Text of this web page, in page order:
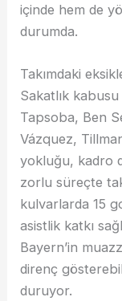
içinde hem de
durumda.
Takımdaki
Sakatlık kabusu
Tapsoba, Ben
Vázquez,
yokluğu, kadro
zorlu süreçte
kulvarlarda 15
asistlik katkı
Bayern’in
direnç
duruyor.